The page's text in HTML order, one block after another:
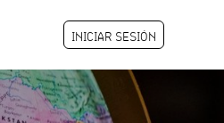
INICIAR SESIÓN